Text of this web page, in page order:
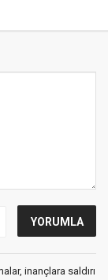
inançlara saldırı